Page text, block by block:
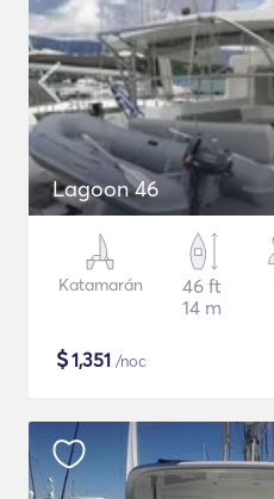
Lagoon 46
Katamarán
46 ft
14 m
$1,351 /noc